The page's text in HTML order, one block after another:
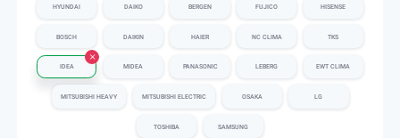
HYUNDAI DAIKO BERGEN FUJICO HISENSE
BOSCH DAIKIN HAIER NC CLIMA TKS
IDEA MIDEA PANASONIC LEBERG EWT CLIMA
MITSUBISHI HEAVY MITSUBISHI ELECTRIC OSAKA LG
TOSHIBA SAMSUNG